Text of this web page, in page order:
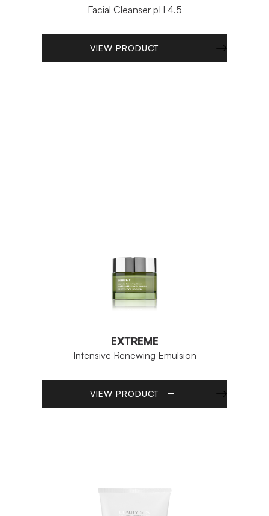
Facial Cleanser pH 4.5
VIEW PRODUCT
EXTREME
Intensive Renewing Emulsion
VIEW PRODUCT